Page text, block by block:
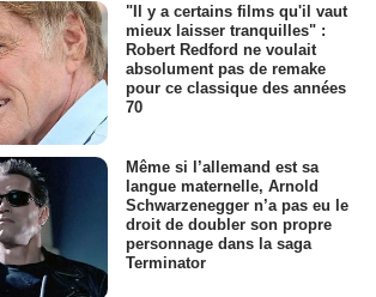
"Il y a certains films qu'il vaut
mieux laisser tranquilles" :
Robert Redford ne voulait
absolument pas de remake
pour ce classique des années
70
Même si l’allemand est sa
langue maternelle, Arnold
Schwarzenegger n’a pas eu le
droit de doubler son propre
personnage dans la saga
Terminator